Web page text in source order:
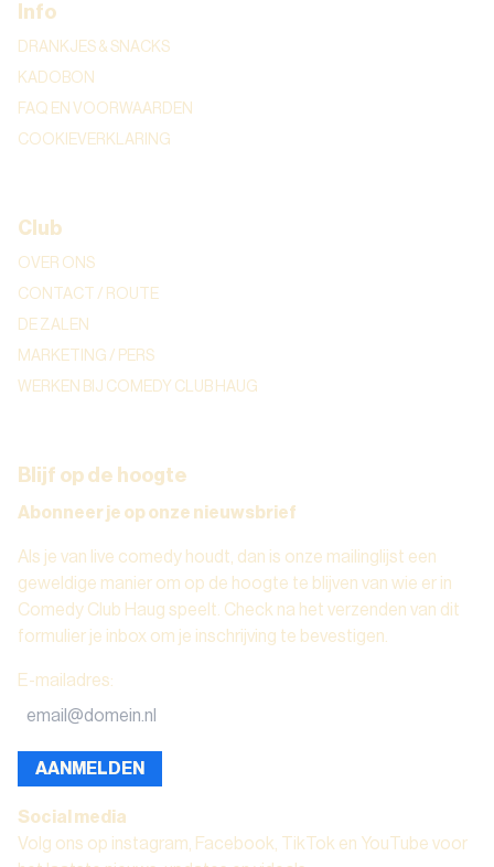
Info
DRANKJES & SNACKS
KADOBON
FAQ EN VOORWAARDEN
COOKIEVERKLARING
Club
OVER ONS
CONTACT / ROUTE
DE ZALEN
MARKETING / PERS
WERKEN BIJ COMEDY CLUB HAUG
Blijf op de hoogte
Abonneer je op onze nieuwsbrief
Als je van live comedy houdt, dan is onze mailinglijst een
geweldige manier om op de hoogte te blijven van wie er in
Comedy Club Haug speelt. Check na het verzenden van dit
formulier je inbox om je inschrijving te bevestigen.
E-mailadres:
AANMELDEN
Social media
Volg ons op instagram, Facebook, TikTok en YouTube voor